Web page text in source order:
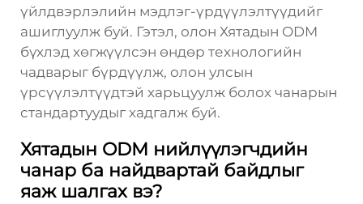
үйлдвэрлэлийн мэдлэг-үрдүүлэлтүүдийг
ашиглуулж буй. Гэтэл, олон Хятадын ODM
бүхлэд хөгжүүлсэн өндөр технологийн
чадварыг бүрдүүлж, олон улсын
үрсүүлэлтүүдтэй харьцуулж болох чанарын
стандартуудыг хадгалж буй.
Хятадын ODM нийлүүлэгчдийн
чанар ба найдвартай байдлыг
яаж шалгах вэ?